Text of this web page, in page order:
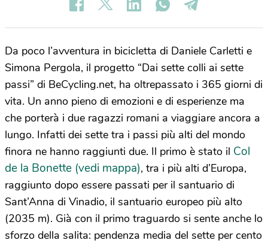
Da poco l’avventura in bicicletta di Daniele Carletti e
Simona Pergola, il progetto “Dai sette colli ai sette
passi” di BeCycling.net, ha oltrepassato i 365 giorni di
vita. Un anno pieno di emozioni e di esperienze ma
che porterà i due ragazzi romani a viaggiare ancora a
lungo. Infatti dei sette tra i passi più alti del mondo
finora ne hanno raggiunti due. Il primo è stato il Col
de la Bonette (vedi mappa), tra i più alti d’Europa,
raggiunto dopo essere passati per il santuario di
Sant’Anna di Vinadio, il santuario europeo più alto
(2035 m). Già con il primo traguardo si sente anche lo
sforzo della salita: pendenza media del sette per cento